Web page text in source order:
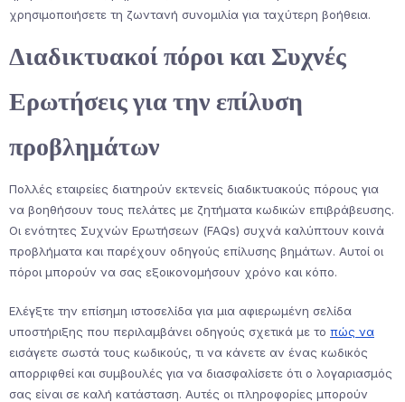
χρησιμοποιήσετε τη ζωντανή συνομιλία για ταχύτερη βοήθεια.
Διαδικτυακοί πόροι και Συχνές
Ερωτήσεις για την επίλυση
προβλημάτων
Πολλές εταιρείες διατηρούν εκτενείς διαδικτυακούς πόρους για
να βοηθήσουν τους πελάτες με ζητήματα κωδικών επιβράβευσης.
Οι ενότητες Συχνών Ερωτήσεων (FAQs) συχνά καλύπτουν κοινά
προβλήματα και παρέχουν οδηγούς επίλυσης βημάτων. Αυτοί οι
πόροι μπορούν να σας εξοικονομήσουν χρόνο και κόπο.
Ελέγξτε την επίσημη ιστοσελίδα για μια αφιερωμένη σελίδα
υποστήριξης που περιλαμβάνει οδηγούς σχετικά με το πώς να
εισάγετε σωστά τους κωδικούς, τι να κάνετε αν ένας κωδικός
απορριφθεί και συμβουλές για να διασφαλίσετε ότι ο λογαριασμός
σας είναι σε καλή κατάσταση. Αυτές οι πληροφορίες μπορούν